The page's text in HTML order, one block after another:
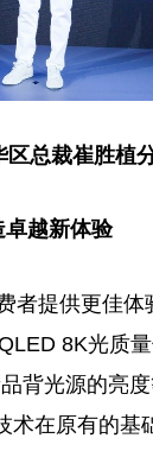
区总裁崔胜植
越新体验
者提供更佳
8K光质
背光源的亮
术在原有的基